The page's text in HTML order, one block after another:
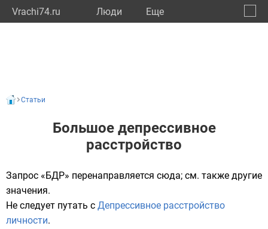
Vrachi74.ru Люди Eще
Статьи
Большое депрессивное
расстройство
Запрос «БДР» перенаправляется сюда; см. также другие
значения.
Не следует путать с Депрессивное расстройство
личности.